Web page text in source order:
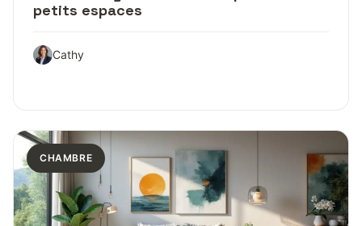
petits espaces
Cathy
CHAMBRE